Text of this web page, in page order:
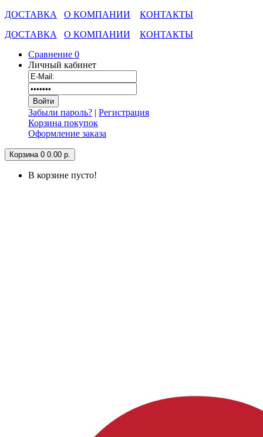
ДОСТАВКА О КОМПАНИИ
КОНТАКТЫ
ДОСТАВКА
О КОМПАНИИ
КОНТАКТЫ
Сравнение 0
Личный кабинет
Забыли пароль? | Регистрация
Корзина покупок
Оформление заказа
Корзина 0 0.00 р.
В корзине пусто!